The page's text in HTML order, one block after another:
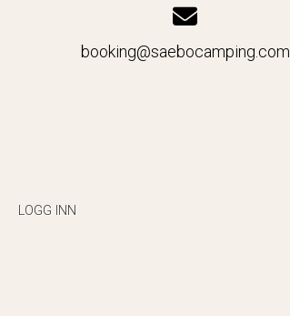
booking@saebocamping.com
LOGG INN